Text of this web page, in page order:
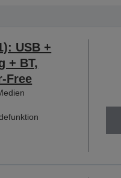
USB +
+ BT,
Free